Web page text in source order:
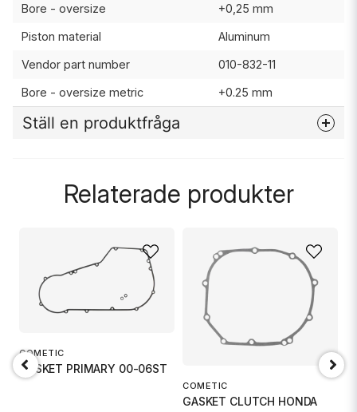
Bore - oversize +0,25 mm
Piston material Aluminum
Vendor part number 010-832-11
Bore - oversize metric +0.25 mm
Ställ en produktfråga
emailMejladress
Ja, ni får publicera min fråga
Relaterade produkter
COMETIC
GASKET PRIMARY 00-06ST
COMETIC
GASKET CLUTCH HONDA